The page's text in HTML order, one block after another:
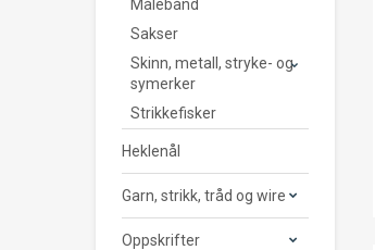
Målebånd
Sakser
Skinn, metall, stryke- og
symerker
Strikkefisker
Heklenål
Garn, strikk, tråd og wire
Oppskrifter